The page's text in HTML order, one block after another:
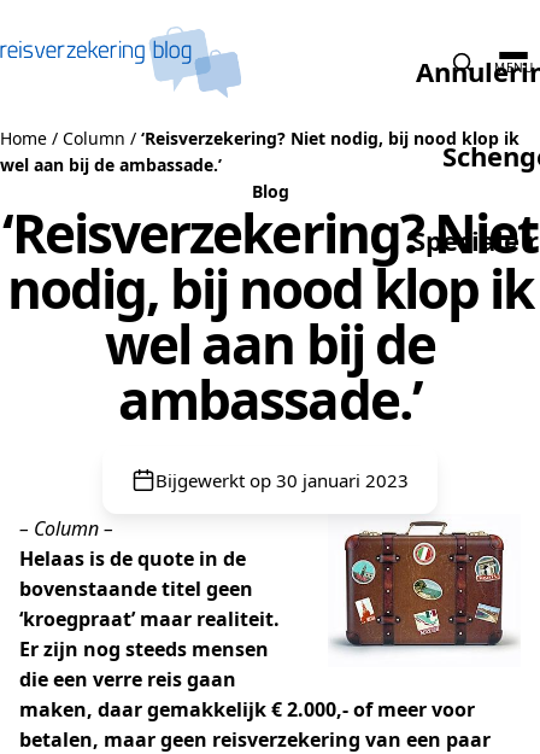
Speciale
MENU
Home / Column / ‘Reisverzekering? Niet nodig, bij nood klop ik
wel aan bij de ambassade.’
Blog
‘Reisverzekering? Niet
nodig, bij nood klop ik
wel aan bij de
ambassade.’
Bijgewerkt op 30 januari 2023
– Column –
Helaas is de quote in de
bovenstaande titel geen
‘kroegpraat’ maar realiteit.
Er zijn nog steeds mensen
die een verre reis gaan
maken, daar gemakkelijk € 2.000,- of meer voor
betalen, maar geen reisverzekering van een paar